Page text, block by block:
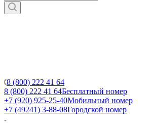
8 (800) 222 41 64
8 (800) 222 41 64Бесплатный номер
+7 (920) 925-25-40Мобильный номер
+7 (49241) 3-88-08Городской номер